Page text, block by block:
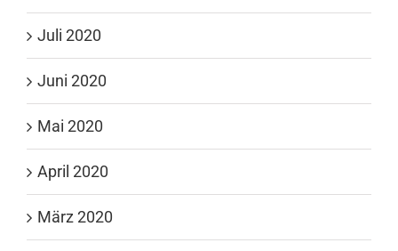
Juli 2020
Juni 2020
Mai 2020
April 2020
März 2020